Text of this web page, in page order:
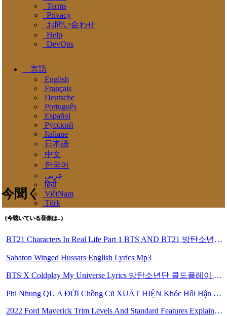
Terms
Privacy
お問い合わせ
Help
DevOps
言語
English
Français
Deutsche
Português
Español
Pусский
Italiane
日本語
中文
한국어
عربى
हिंदी
ViệtNam
Türk
今聞く
（今聴いている音楽は..）
BT21 Characters In Real Life Part 1 BTS AND BT21 방탄소년단 BT21 BT21아가들은 아빠조아 따라쟁이들 BTS Vs BT21 Mp3
Sabaton Winged Hussars English Lyrics Mp3
BTS X Coldplay My Universe Lyrics 방탄소년단 콜드플레이 My Universe 가사 Color Coded Lyrics Han Rom Eng Mp3
Phi Nhung QU A ĐỜI Chồng Cũ XUẤT HIỆN Khóc Hối Hận Vì Làm Điều KHỦNG KHIẾP Với Cô Mp3
2022 Ford Maverick Trim Levels And Standard Features Explained Mp3